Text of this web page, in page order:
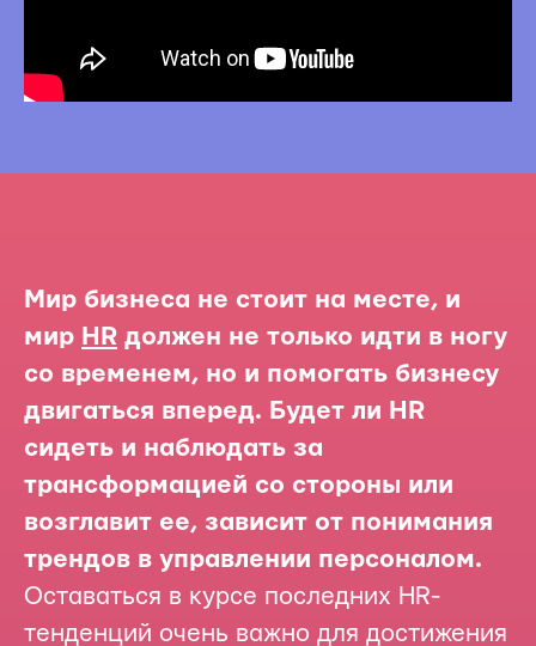
Мир бизнеса не стоит на месте, и
мир HR должен не только идти в ногу
со временем, но и помогать бизнесу
двигаться вперед. Будет ли HR
сидеть и наблюдать за
трансформацией со стороны или
возглавит ее, зависит от понимания
трендов в управлении персоналом.
Оставаться в курсе последних HR-
тенденций очень важно для достижения